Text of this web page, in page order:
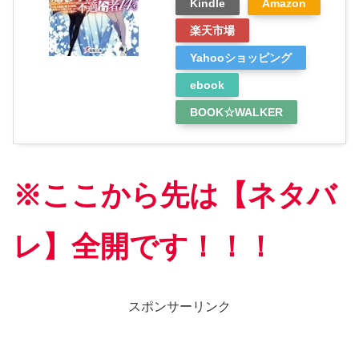
Kindle Amazon
楽天市場
Yahooショッピング
ebook
BOOK☆WALKER
※ここから先は【ネタバ
レ】全開です！！！
スポンサーリンク